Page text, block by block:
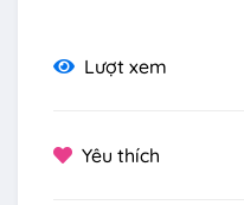
Lượt xem
Yêu thích